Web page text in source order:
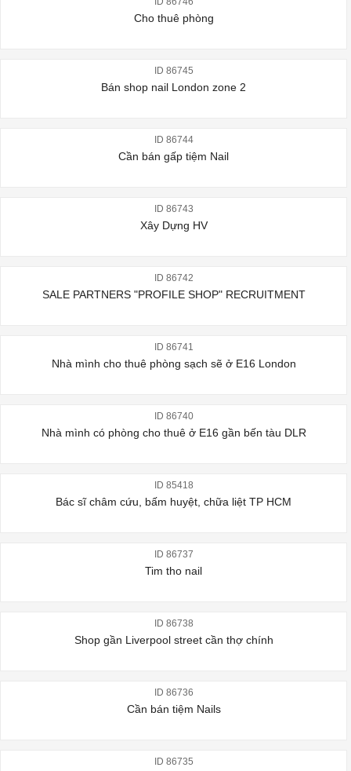
Cho thuê phòng
ID 86745
Bán shop nail London zone 2
ID 86744
Cần bán gấp tiệm Nail
ID 86743
Xây Dựng HV
ID 86742
SALE PARTNERS "PROFILE SHOP" RECRUITMENT
ID 86741
Nhà mình cho thuê phòng sạch sẽ ở E16 London
ID 86740
Nhà mình có phòng cho thuê ở E16 gần bến tàu DLR
ID 85418
Bác sĩ châm cứu, bấm huyệt, chữa liệt TP HCM
ID 86737
Tim tho nail
ID 86738
Shop gần Liverpool street cần thợ chính
ID 86736
Cần bán tiệm Nails
ID 86735